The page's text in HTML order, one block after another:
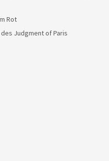
Rot
Judgment of Paris